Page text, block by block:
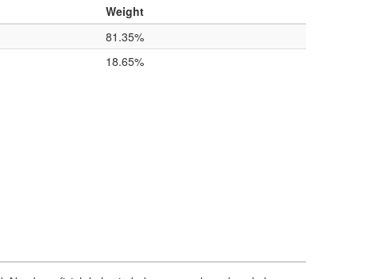
Weight
81.35%
18.65%